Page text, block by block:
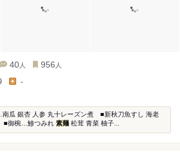
40 人 956 人
-
瓜 銀杏 人参 丸十レーズン煮 ■新秋刀魚すし 海老
御椀…鯵つみれ 素麺 松茸 青菜 柚子...